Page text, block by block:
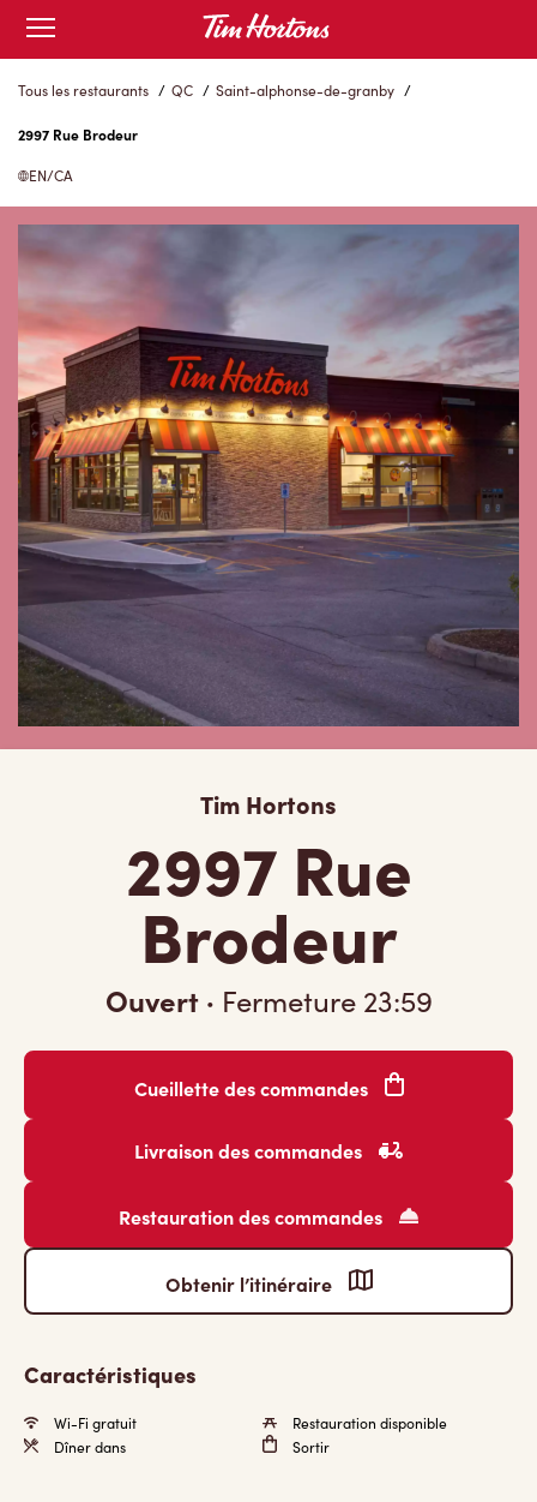
Skip
Content
Open
mobile
menu
Tous les restaurants / QC / Saint-alphonse-de-granby /
2997 Rue Brodeur
EN/CA
Tim Hortons
2997 Rue
Brodeur
Ouvert · Fermeture 23:59
Cueillette des commandes
Livraison des commandes
Restauration des commandes
Obtenir l’itinéraire
Caractéristiques
Wi-Fi gratuit
Restauration disponible
Dîner dans
Sortir